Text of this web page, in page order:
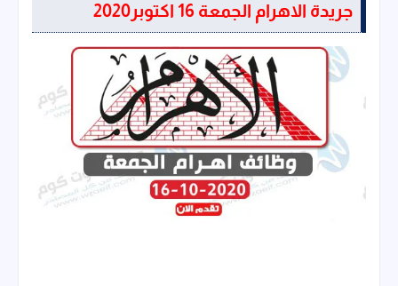
جريدة الاهرام الجمعة 16 اكتوبر2020